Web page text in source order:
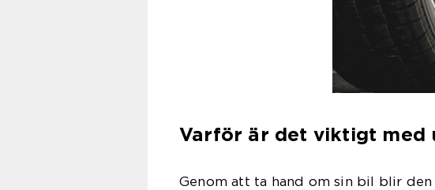
Varför är det viktigt med
Genom att ta hand om sin bil blir